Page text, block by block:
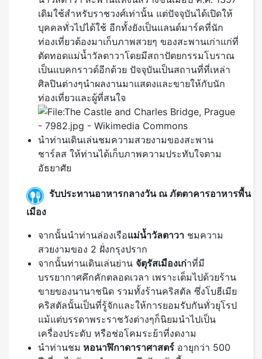
เดิมใช้สำหรับราชวงศ์เท่านั้น แต่ปัจจุบันได้เปิดให้
บุคคลทั่วไปได้ใช้ อีกทั้งยังเป็นแลนด์มาร์คที่นัก
ท่องเที่ยวต้องมาเก็บภาพสวยๆ ของสะพานเก่าแก่ที่
ตัดทอดแม่น้ำวัลตาวาโดยมีสถาปัตยกรรมโบราณ
เป็นแบคกราวด์อีกด้วย ปัจจุบันเป็นสถานที่ที่เหล่า
ศิลปินต่างๆนำผลงานมาแสดงและขายให้กับนัก
ท่องเที่ยวและผู้ที่สนใจ
นำท่านเดินเล่นชมความสวยงามของสะพาน
ชาร์ลส ให้ท่านได้เก็บภาพความประทับใจตาม
อัธยาศัย
รับประทานอาหารกลางวัน ณ ภัตตาคารอาหารพื้น
เมือง
จากนั้นนำท่านล่องเรือแม่น้ำวัลตาวา ชมความ
สวยงามของ 2 ฝั่งกรุงปราก
จากนั้นท่านเดินเล่นย่าน จัตุรัสเมืองเก่าที่มี
บรรยากาศคึกคักตลอดเวลา เพราะเต็มไปด้วยร้าน
ขายของนานาชนิด รวมทั้งร้านคริสตัล ซึ่งโบฮีเมีย
คริสตัลนั้นเป็นที่รู้จักและให้การยอมรับกันทั่วยุโรป
แม้แต่บรรดาพระราชวังต่างๆก็นิยมนำไปเป็น
เครื่องประดับ หรือช่อโคมระย้าที่งดงาม
นำท่านชม หอนาฬิกาดาราศาสตร์ อายุกว่า 500